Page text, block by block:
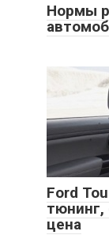
Нормы
Ford
тюнинг,
цена